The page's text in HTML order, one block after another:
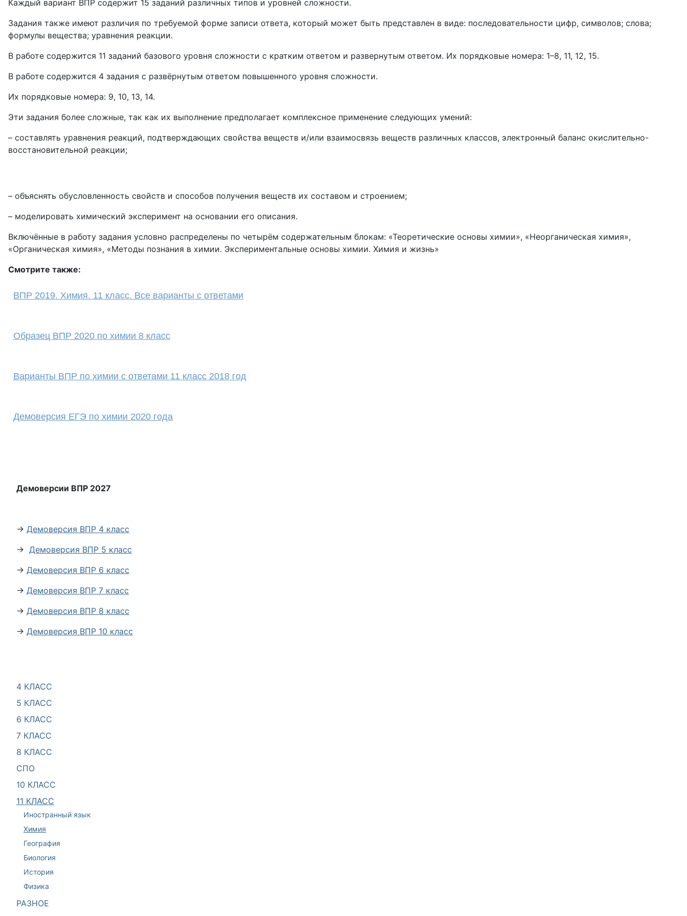
4 КЛАСС
5 КЛАСС
6 КЛАСС
7 КЛАСС
8 КЛАСС
СПО
10 КЛАСС
11 КЛАСС
Иностранный язык
Химия
География
Биология
История
Физика
РАЗНОЕ
Каждый вариант ВПР содержит 15 заданий различных типов и уровней сложности.
Задания также имеют различия по требуемой форме записи ответа, который может быть представлен в виде: последовательности цифр, символов; слова;
формулы вещества; уравнения реакции.
В работе содержится 11 заданий базового уровня сложности с кратким ответом и развернутым ответом. Их порядковые номера: 1–8, 11, 12, 15.
В работе содержится 4 задания с развёрнутым ответом повышенного уровня сложности.
Их порядковые номера: 9, 10, 13, 14.
Эти задания более сложные, так как их выполнение предполагает комплексное применение следующих умений:
– составлять уравнения реакций, подтверждающих свойства веществ и/или взаимосвязь веществ различных классов, электронный баланс окислительно-
восстановительной реакции;
– объяснять обусловленность свойств и способов получения веществ их составом и строением;
– моделировать химический эксперимент на основании его описания.
Включённые в работу задания условно распределены по четырём содержательным блокам: «Теоретические основы химии», «Неорганическая химия»,
«Органическая химия», «Методы познания в химии. Экспериментальные основы химии. Химия и жизнь»
Смотрите также:
ВПР 2019. Химия. 11 класс. Все варианты с ответами
Образец ВПР 2020 по химии 8 класс
Варианты ВПР по химии с ответами 11 класс 2018 год
Демоверсия ЕГЭ по химии 2020 года
Демоверсии ВПР 2027
→ Демоверсия ВПР 4 класс
→ Демоверсия ВПР 5 класс
→ Демоверсия ВПР 6 класс
→ Демоверсия ВПР 7 класс
→ Демоверсия ВПР 8 класс
→ Демоверсия ВПР 10 класс